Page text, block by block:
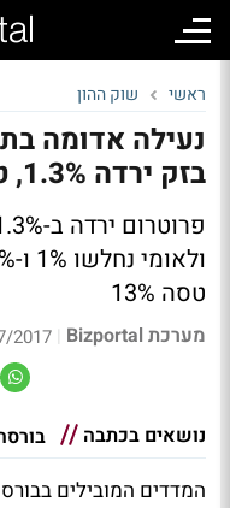
ראשי שוק ההון
בזק ירדה 1.3%, טבע סגרה בירידה קלה
טסה 13%
מערכת Bizportal |
17:25
נושאים בכתבה
המדדים המובילים